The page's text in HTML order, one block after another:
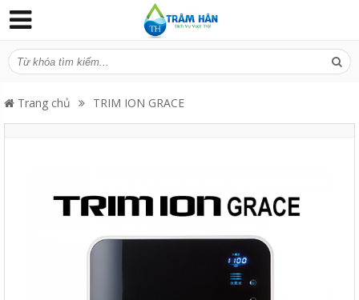
Trang chủ TRIM ION GRACE